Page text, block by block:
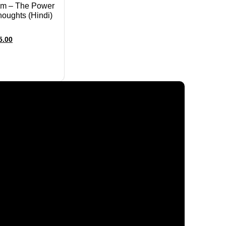
– The Power
(Hindi)